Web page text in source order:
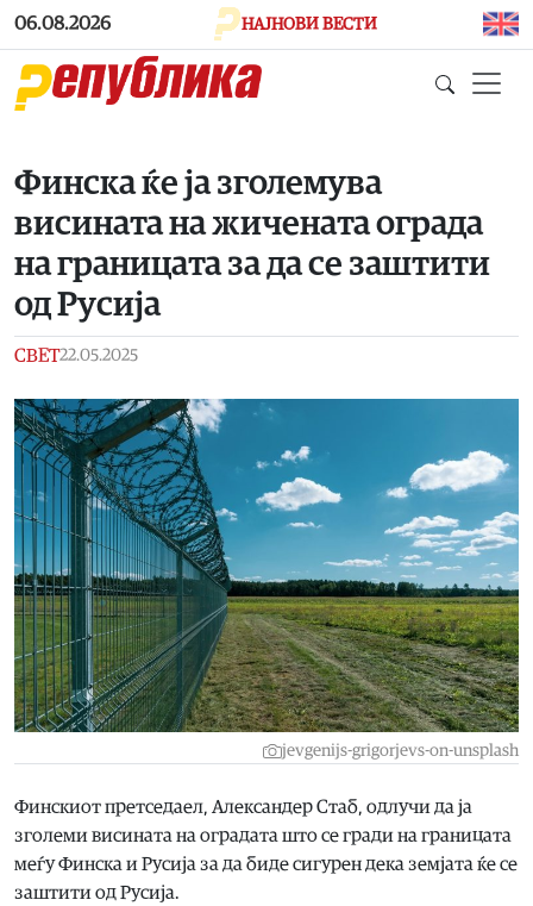
Skip to main content
06.08.2026 НАЈНОВИ ВЕСТИ
Финска ќе ја зголемува
висината на жичената ограда
на границата за да се заштити
од Русија
СВЕТ22.05.2025
jevgenijs-grigorjevs-on-unsplash
Финскиот претседаел, Александер Стаб, одлучи да ја
зголеми висината на оградата што се гради на границата
меѓу Финска и Русија за да биде сигурен дека земјата ќе се
заштити од Русија.